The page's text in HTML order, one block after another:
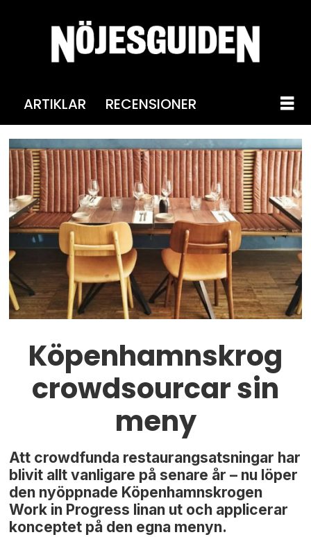
ARTIKLAR RECENSIONER
Köpenhamnskrog
crowdsourcar sin
meny
Att crowdfunda restaurangsatsningar har
blivit allt vanligare på senare år – nu löper
den nyöppnade Köpenhamnskrogen
Work in Progress linan ut och applicerar
konceptet på den egna menyn.